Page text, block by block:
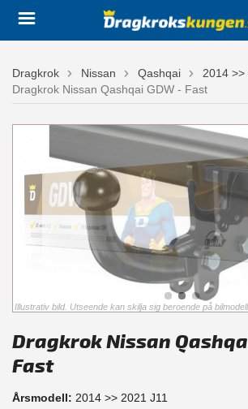
Dragkrok Nissan Qashqai
2014 >>
Dragkrok Nissan Qashqai GDW - Fast
Illustrativ bild. Utseende kan skilja sig beroende på bilmodell.
Dragkrok Nissan
Fast
Årsmodell: 2014 >> 2021 J11